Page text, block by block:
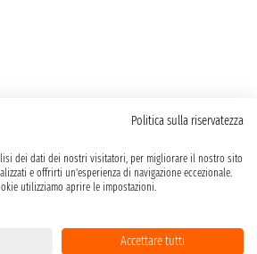
Politica sulla riservatezza
dei dati dei nostri visitatori, per migliorare il nostro sito
e offrirti un'esperienza di navigazione eccezionale.
utilizziamo aprire le impostazioni.
Accettare tutti